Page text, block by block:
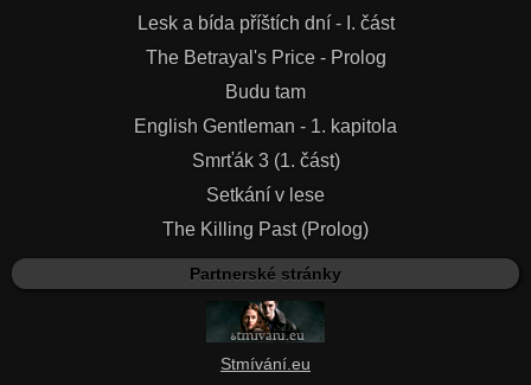
Lesk a bída příštích dní - I. část
The Betrayal's Price - Prolog
Budu tam
English Gentleman - 1. kapitola
Smrťák 3 (1. část)
Setkání v lese
The Killing Past (Prolog)
Partnerské stránky
Stmívání.eu